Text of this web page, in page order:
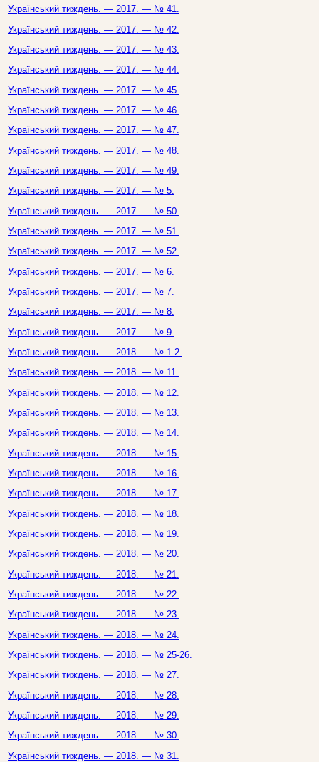
Український тиждень. — 2017. — № 41.
Український тиждень. — 2017. — № 42.
Український тиждень. — 2017. — № 43.
Український тиждень. — 2017. — № 44.
Український тиждень. — 2017. — № 45.
Український тиждень. — 2017. — № 46.
Український тиждень. — 2017. — № 47.
Український тиждень. — 2017. — № 48.
Український тиждень. — 2017. — № 49.
Український тиждень. — 2017. — № 5.
Український тиждень. — 2017. — № 50.
Український тиждень. — 2017. — № 51.
Український тиждень. — 2017. — № 52.
Український тиждень. — 2017. — № 6.
Український тиждень. — 2017. — № 7.
Український тиждень. — 2017. — № 8.
Український тиждень. — 2017. — № 9.
Український тиждень. — 2018. — № 1-2.
Український тиждень. — 2018. — № 11.
Український тиждень. — 2018. — № 12.
Український тиждень. — 2018. — № 13.
Український тиждень. — 2018. — № 14.
Український тиждень. — 2018. — № 15.
Український тиждень. — 2018. — № 16.
Український тиждень. — 2018. — № 17.
Український тиждень. — 2018. — № 18.
Український тиждень. — 2018. — № 19.
Український тиждень. — 2018. — № 20.
Український тиждень. — 2018. — № 21.
Український тиждень. — 2018. — № 22.
Український тиждень. — 2018. — № 23.
Український тиждень. — 2018. — № 24.
Український тиждень. — 2018. — № 25-26.
Український тиждень. — 2018. — № 27.
Український тиждень. — 2018. — № 28.
Український тиждень. — 2018. — № 29.
Український тиждень. — 2018. — № 30.
Український тиждень. — 2018. — № 31.